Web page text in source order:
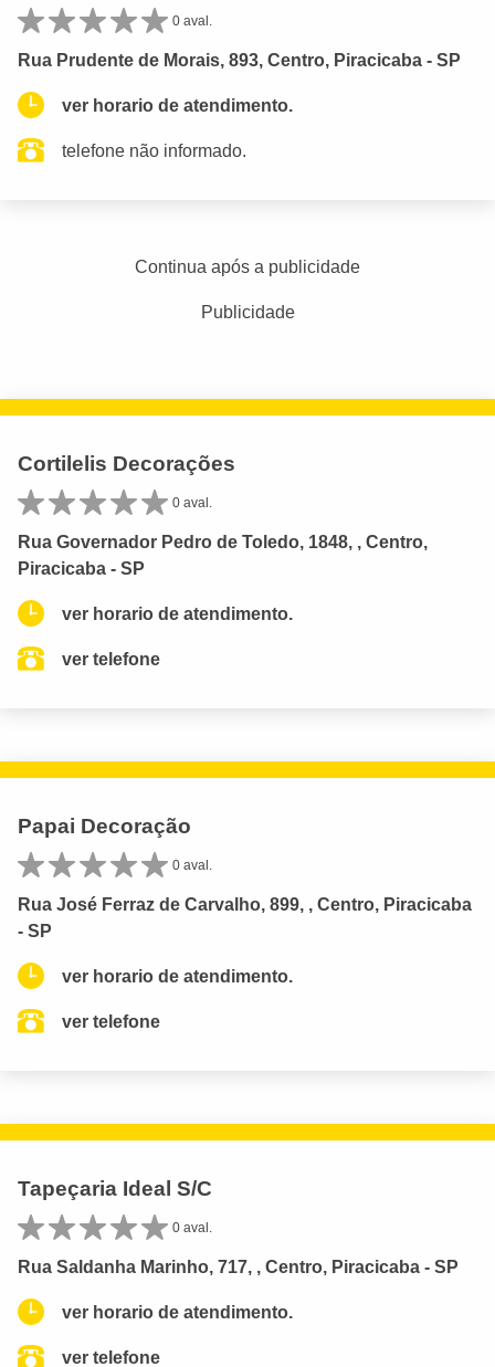
0 aval.
Rua Prudente de Morais, 893, Centro, Piracicaba - SP
ver horario de atendimento.
telefone não informado.
Continua após a publicidade
Publicidade
Cortilelis Decorações
0 aval.
Rua Governador Pedro de Toledo, 1848, , Centro,
Piracicaba - SP
ver horario de atendimento.
ver telefone
Papai Decoração
0 aval.
Rua José Ferraz de Carvalho, 899, , Centro, Piracicaba
- SP
ver horario de atendimento.
ver telefone
Tapeçaria Ideal S/C
0 aval.
Rua Saldanha Marinho, 717, , Centro, Piracicaba - SP
ver horario de atendimento.
ver telefone